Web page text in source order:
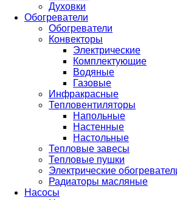
Духовки
Обогреватели
Обогреватели
Конвекторы
Электрические
Комплектующие
Водяные
Газовые
Инфракрасные
Тепловентиляторы
Напольные
Настенные
Настольные
Тепловые завесы
Тепловые пушки
Электрические
Радиаторы масляные
Насосы